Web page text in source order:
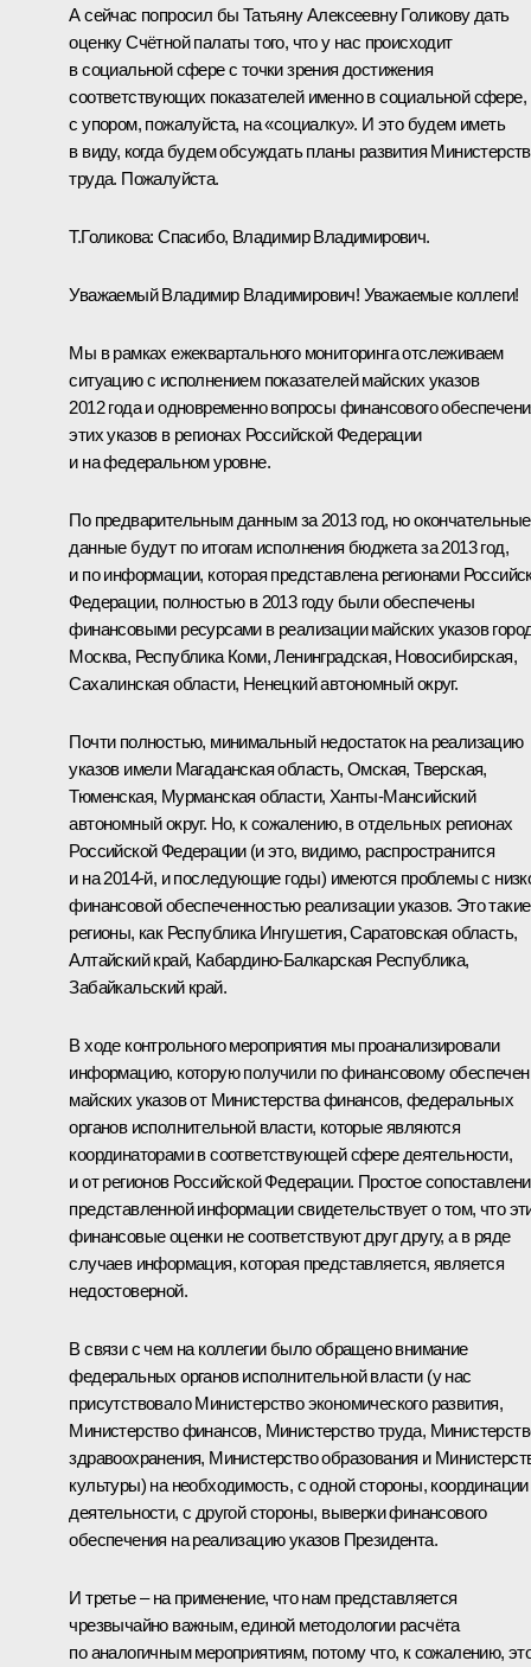
А сейчас попросил бы Татьяну Алексеевну Голикову дать
оценку Счётной палаты того, что у нас происходит
в социальной сфере с точки зрения достижения
соответствующих показателей именно в социальной сфере,
с упором, пожалуйста, на «социалку». И это будем иметь
в виду, когда будем обсуждать планы развития
труда. Пожалуйста.
Т.Голикова: Спасибо, Владимир Владимирович.
Уважаемый Владимир Владимирович! Уважаемые коллеги!
Мы в рамках ежеквартального мониторинга отслеживаем
ситуацию с исполнением показателей майских указов
2012 года и одновременно вопросы финансового
этих указов в регионах Российской Федерации
и на федеральном уровне.
По предварительным данным за 2013 год, но окончательные
данные будут по итогам исполнения бюджета за 2013 год,
и по информации, которая представлена регионами
Федерации, полностью в 2013 году были обеспечены
финансовыми ресурсами в реализации майских указов
Москва, Республика Коми, Ленинградская, Новосибирская,
Сахалинская области, Ненецкий автономный округ.
Почти полностью, минимальный недостаток на реализацию
указов имели Магаданская область, Омская, Тверская,
Тюменская, Мурманская области, Ханты-Мансийский
автономный округ. Но, к сожалению, в отдельных регионах
Российской Федерации (и это, видимо, распространится
и на 2014-й, и последующие годы) имеются проблемы с
финансовой обеспеченностью реализации указов. Это такие
регионы, как Республика Ингушетия, Саратовская область,
Алтайский край, Кабардино-Балкарская Республика,
Забайкальский край.
В ходе контрольного мероприятия мы проанализировали
информацию, которую получили по финансовому
майских указов от Министерства финансов, федеральных
органов исполнительной власти, которые являются
координаторами в соответствующей сфере деятельности,
и от регионов Российской Федерации. Простое
представленной информации свидетельствует о том, что
финансовые оценки не соответствуют друг другу, а в ряде
случаев информация, которая представляется, является
недостоверной.
В связи с чем на коллегии было обращено внимание
федеральных органов исполнительной власти (у нас
присутствовало Министерство экономического развития,
Министерство финансов, Министерство труда,
здравоохранения, Министерство образования и
культуры) на необходимость, с одной стороны, координации
деятельности, с другой стороны, выверки финансового
обеспечения на реализацию указов Президента.
И третье – на применение, что нам представляется
чрезвычайно важным, единой методологии расчёта
по аналогичным мероприятиям, потому что, к сожалению,